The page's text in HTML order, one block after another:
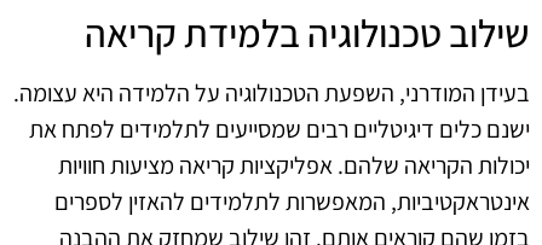
שילוב טכנולוגיה בלמידת קריאה
בעידן המודרני, השפעת הטכנולוגיה על הלמידה היא עצומה.
ישנם כלים דיגיטליים רבים שמסייעים לתלמידים לפתח את
יכולות הקריאה שלהם. אפליקציות קריאה מציעות חוויות
אינטראקטיביות, המאפשרות לתלמידים להאזין לספרים
בזמן שהם קוראים אותם. זהו שילוב שמחזק את ההבנה